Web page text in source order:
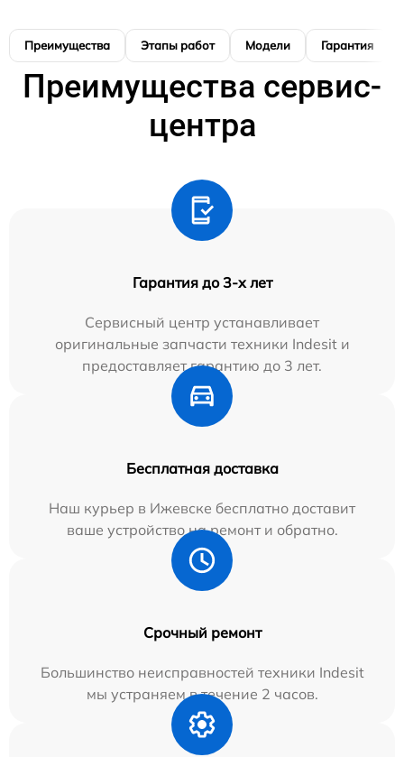
Преимущества Этапы работ Модели Гарантия
Преимущества сервис-
центра
Гарантия до 3-х лет
Сервисный центр устанавливает
оригинальные запчасти техники Indesit и
предоставляет гарантию до 3 лет.
Бесплатная доставка
Наш курьер в Ижевске бесплатно доставит
ваше устройство на ремонт и обратно.
Срочный ремонт
Большинство неисправностей техники Indesit
мы устраняем в течение 2 часов.